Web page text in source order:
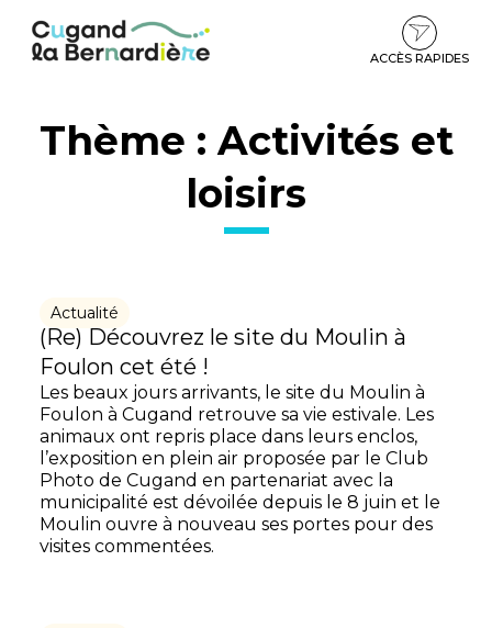
contenu
pied
ACCÈS RAPIDES
Thème :Activités et
loisirs
Actualité
(Re) Découvrez le site du Moulin à
Foulon cet été !
Les beaux jours arrivants, le site du Moulin à
Foulon à Cugand retrouve sa vie estivale. Les
animaux ont repris place dans leurs enclos,
l’exposition en plein air proposée par le Club
Photo de Cugand en partenariat avec la
municipalité est dévoilée depuis le 8 juin et le
Moulin ouvre à nouveau ses portes pour des
visites commentées.